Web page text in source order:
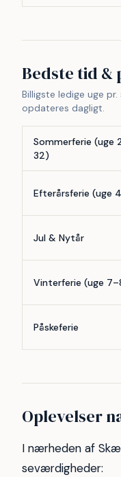
Bedste tid &
Billigste ledige uge
opdateres dagligt.
Sommerferie (uge
32)
Efterårsferie (uge
Jul & Nytår
Vinterferie (uge
Påskeferie
Oplevelser
I nærheden af
seværdigheder: